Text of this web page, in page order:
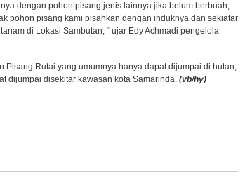
dengan pohon pisang jenis lainnya jika belum berbuah,
pohon pisang kami pisahkan dengan induknya dan sekiatar
di Lokasi Sambutan, “ ujar Edy Achmadi pengelola
Pisang Rutai yang umumnya hanya dapat dijumpai di hutan,
dijumpai disekitar kawasan kota Samarinda. (vb/hy)